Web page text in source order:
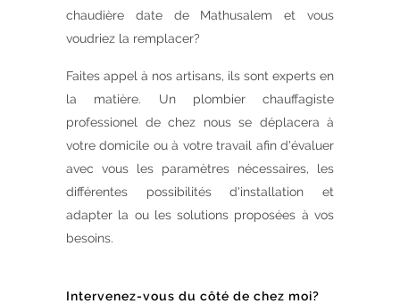
chaudière date de Mathusalem et vous
voudriez la remplacer?
Faites appel à nos artisans, ils sont experts en
la matière. Un plombier chauffagiste
professionel de chez nous se déplacera à
votre domicile ou à votre travail afin d'évaluer
avec vous les paramètres nécessaires, les
différentes possibilités d'installation et
adapter la ou les solutions proposées à vos
besoins.
Intervenez-vous du côté de chez moi?